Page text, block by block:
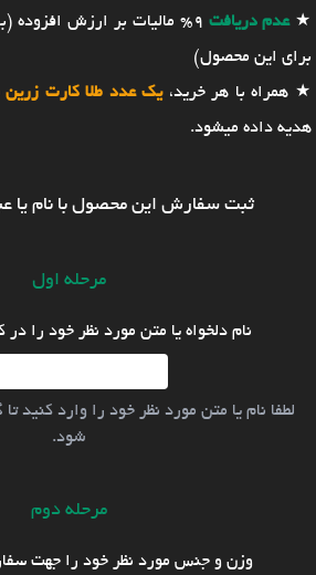
★عدم دریافت 9% مالیات بر ارزش افزوده (به مبلغ
برای این محصول)
★ همراه با هر خرید،یک عدد طلا کارت زرین با اعتبار
هدیه داده میشود.
ثبت سفارش این محصول با نام یا
مرحله اول
نام دلخواه یا متن مورد نظر خود را در
لطفا نام یا متن مورد نظر خود را وارد کنید
شود.
مرحله دوم
وزن و جنس مورد نظر خود را جهت